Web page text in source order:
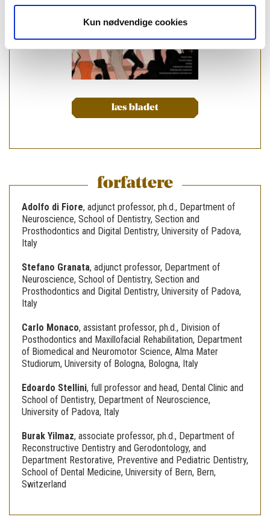
Kun nødvendige cookies
læs bladet
forfattere
Adolfo di Fiore, adjunct professor, ph.d., Department of
Neuroscience, School of Dentistry, Section and
Prosthodontics and Digital Dentistry, University of Padova,
Italy
Stefano Granata, adjunct professor, Department of
Neuroscience, School of Dentistry, Section and
Prosthodontics and Digital Dentistry, University of Padova,
Italy
Carlo Monaco, assistant professor, ph.d., Division of
Posthodontics and Maxillofacial Rehabilitation, Department
of Biomedical and Neuromotor Science, Alma Mater
Studiorum, University of Bologna, Bologna, Italy
Edoardo Stellini, full professor and head, Dental Clinic and
School of Dentistry, Department of Neuroscience,
University of Padova, Italy
Burak Yilmaz, associate professor, ph.d., Department of
Reconstructive Dentistry and Gerodontology, and
Department Restorative, Preventive and Pediatric Dentistry,
School of Dental Medicine, University of Bern, Bern,
Switzerland